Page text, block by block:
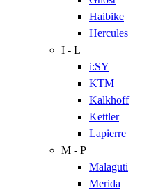
Haibike
Hercules
I - L
i:SY
KTM
Kalkhoff
Kettler
Lapierre
M - P
Malaguti
Merida